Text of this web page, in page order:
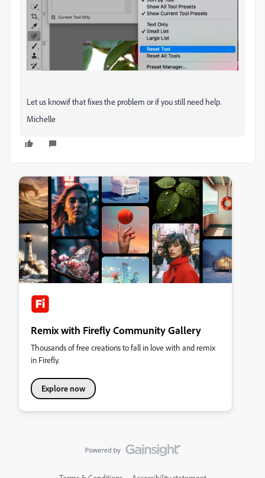
Let us knowif that fixes the problem or if you still need help.
Michelle
Remix with Firefly Community Gallery
Thousands of free creations to fall in love with and remix
in Firefly.
Explore now